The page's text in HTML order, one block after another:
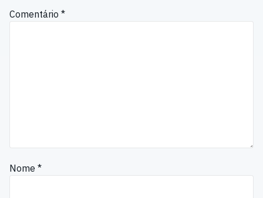
Comentário *
Nome *